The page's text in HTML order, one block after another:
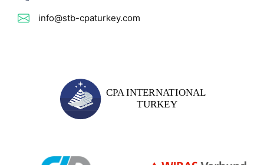
info@stb-cpaturkey.com